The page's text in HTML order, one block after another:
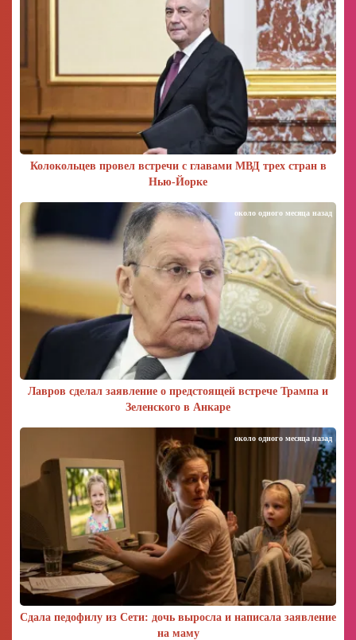
Колокольцев провел встречи с главами МВД трех стран в
Нью-Йорке
Лавров сделал заявление о предстоящей встрече Трампа и
Зеленского в Анкаре
около одного месяца назад
Сдала педофилу из Сети: дочь выросла и написала заявление
на маму
около одного месяца назад